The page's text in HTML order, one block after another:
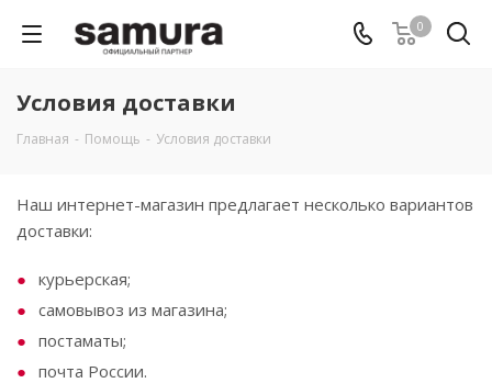
0
Условия доставки
Главная - Помощь - Условия доставки
Наш интернет-магазин предлагает несколько вариантов
доставки:
курьерская;
самовывоз из магазина;
постаматы;
почта России.